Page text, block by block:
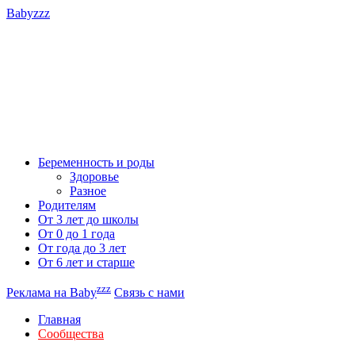
Babyzzz
Беременность и роды
Здоровье
Разное
Родителям
От 3 лет до школы
От 0 до 1 года
От года до 3 лет
От 6 лет и старше
Реклама на Babyzzz Связь с нами
Главная
Сообщества